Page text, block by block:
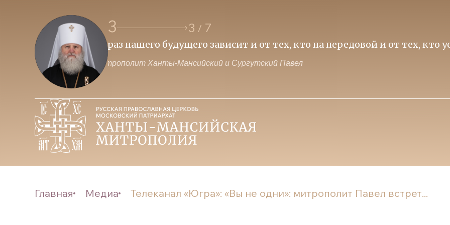
3 3 / 7
победе Приоритет духовных ценностей над идеологией потребления - залог
Митрополит Ханты-Мансийский и Сургутский Павел
Главная Медиа Телеканал «Югра»: «Вы не одни»: митрополит Павел встрет...